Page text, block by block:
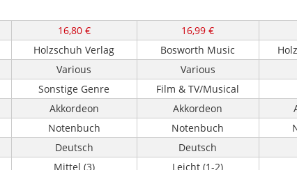
16,80 € 16,99 €
Holzschuh Verlag Bosworth Music
Various Various
Sonstige Genre Film & TV/Musical
Akkordeon Akkordeon
Notenbuch Notenbuch
Deutsch Deutsch
Mittel (3) Leicht (1-2)